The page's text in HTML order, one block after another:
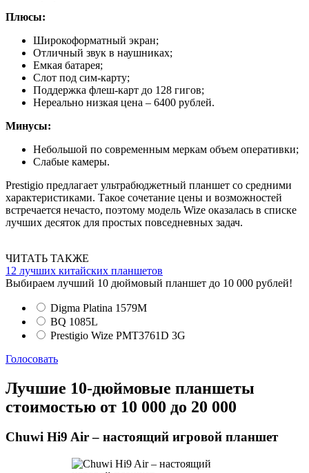
Плюсы:
Широкоформатный экран;
Отличный звук в наушниках;
Емкая батарея;
Слот под сим-карту;
Поддержка флеш-карт до 128 гигов;
Нереально низкая цена – 6400 рублей.
Минусы:
Небольшой по современным меркам объем оперативки;
Слабые камеры.
Prestigio предлагает ультрабюджетный планшет со средними
характеристиками. Такое сочетание цены и возможностей
встречается нечасто, поэтому модель Wize оказалась в списке
лучших десяток для простых повседневных задач.
ЧИТАТЬ ТАКЖЕ
12 лучших китайских планшетов
Выбираем лучший 10 дюймовый планшет до 10 000 рублей!
Digma Platina 1579M
BQ 1085L
Prestigio Wize PMT3761D 3G
Голосовать
Лучшие 10-дюймовые планшеты
стоимостью от 10 000 до 20 000
Chuwi Hi9 Air – настоящий игровой планшет